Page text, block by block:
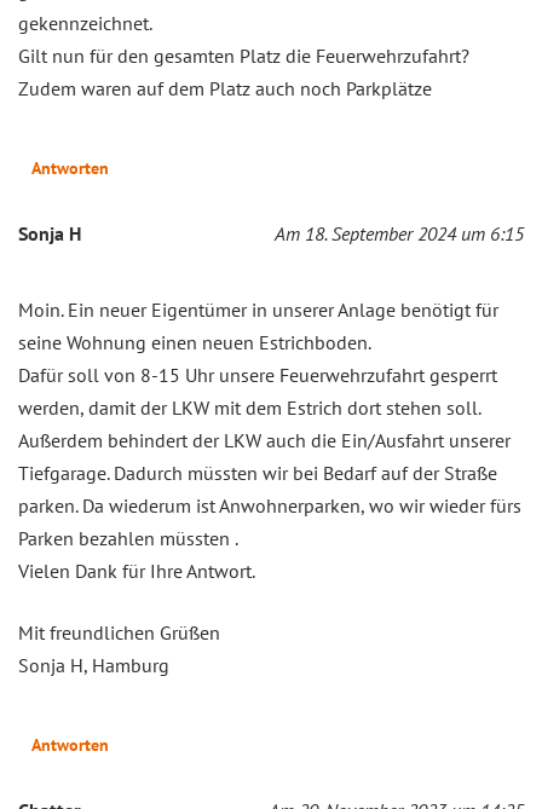
gekennzeichnet.
Gilt nun für den gesamten Platz die Feuerwehrzufahrt?
Zudem waren auf dem Platz auch noch Parkplätze
Antworten
Sonja H Am 18. September 2024 um 6:15
Moin. Ein neuer Eigentümer in unserer Anlage benötigt für
seine Wohnung einen neuen Estrichboden.
Dafür soll von 8-15 Uhr unsere Feuerwehrzufahrt gesperrt
werden, damit der LKW mit dem Estrich dort stehen soll.
Außerdem behindert der LKW auch die Ein/Ausfahrt unserer
Tiefgarage. Dadurch müssten wir bei Bedarf auf der Straße
parken. Da wiederum ist Anwohnerparken, wo wir wieder fürs
Parken bezahlen müssten .
Vielen Dank für Ihre Antwort.
Mit freundlichen Grüßen
Sonja H, Hamburg
Antworten